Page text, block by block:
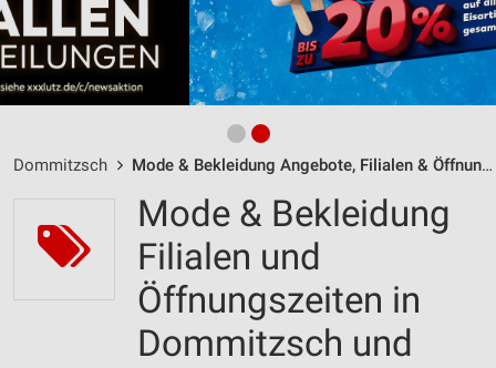
Dommitzsch Mode & Bekleidung Angebote, Filialen & Öffnungszeiten
Mode & Bekleidung
Filialen und
Öffnungszeiten in
Dommitzsch und